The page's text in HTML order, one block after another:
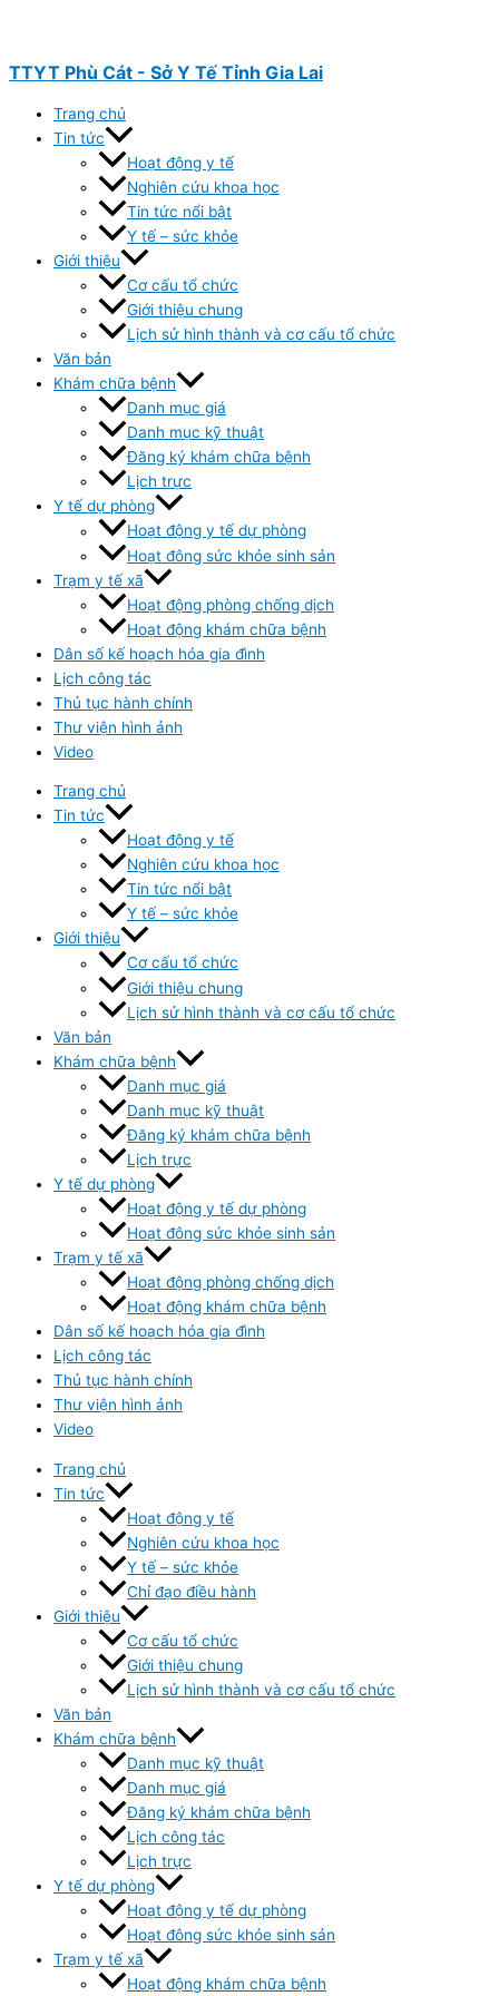
dung
TTYT Phù Cát - Sở Y Tế Tỉnh Gia Lai
Trang chủ
Tin tức
Hoạt động y tế
Nghiên cứu khoa học
Tin tức nổi bật
Y tế – sức khỏe
Giới thiệu
Cơ cấu tổ chức
Giới thiệu chung
Lịch sử hình thành và cơ cấu tổ chức
Văn bản
Khám chữa bệnh
Danh mục giá
Danh mục kỹ thuật
Đăng ký khám chữa bệnh
Lịch trực
Y tế dự phòng
Hoạt động y tế dự phòng
Hoạt đông sức khỏe sinh sản
Trạm y tế xã
Hoạt động phòng chống dịch
Hoạt động khám chữa bệnh
Dân số kế hoạch hóa gia đình
Lịch công tác
Thủ tục hành chính
Thư viện hình ảnh
Video
Trang chủ
Tin tức
Hoạt động y tế
Nghiên cứu khoa học
Tin tức nổi bật
Y tế – sức khỏe
Giới thiệu
Cơ cấu tổ chức
Giới thiệu chung
Lịch sử hình thành và cơ cấu tổ chức
Văn bản
Khám chữa bệnh
Danh mục giá
Danh mục kỹ thuật
Đăng ký khám chữa bệnh
Lịch trực
Y tế dự phòng
Hoạt động y tế dự phòng
Hoạt đông sức khỏe sinh sản
Trạm y tế xã
Hoạt động phòng chống dịch
Hoạt động khám chữa bệnh
Dân số kế hoạch hóa gia đình
Lịch công tác
Thủ tục hành chính
Thư viện hình ảnh
Video
Trang chủ
Tin tức
Hoạt động y tế
Nghiên cứu khoa học
Y tế – sức khỏe
Chỉ đạo điều hành
Giới thiệu
Cơ cấu tổ chức
Giới thiệu chung
Lịch sử hình thành và cơ cấu tổ chức
Văn bản
Khám chữa bệnh
Danh mục kỹ thuật
Danh mục giá
Đăng ký khám chữa bệnh
Lịch công tác
Lịch trực
Y tế dự phòng
Hoạt động y tế dự phòng
Hoạt đông sức khỏe sinh sản
Trạm y tế xã
Hoạt động khám chữa bệnh